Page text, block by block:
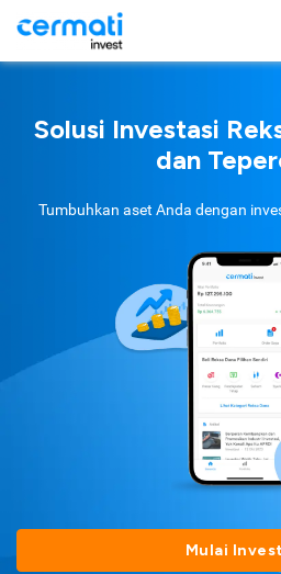
Solusi Investasi
dan
Tumbuhkan aset Anda dengan
Mulai